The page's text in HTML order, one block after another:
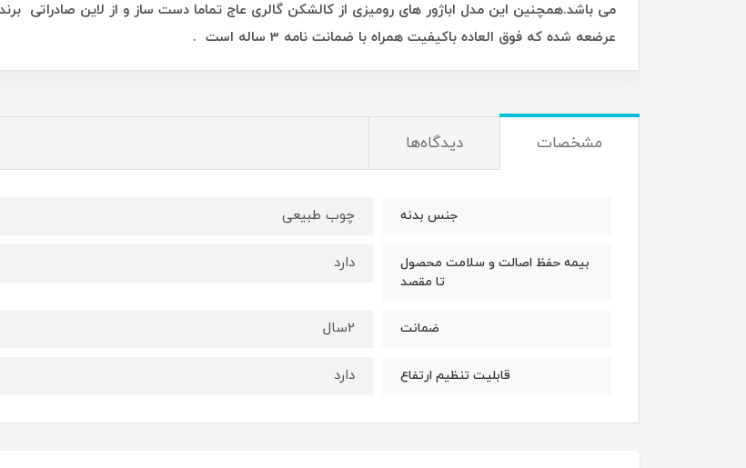
می باشد.همچنین این مدل اباژور های رومیزی از کالشکن گالری عاج تماما دست ساز و از لاین صادراتی
عرضعه شده که فوق العاده باکیفیت همراه با ضمانت نامه 3 ساله است .
مشخصات دیدگاه‌ها
جنس بدنه چوب طبیعی
بیمه حفظ اصالت و سلامت محصول
تا مقصد
دارد
ضمانت 2سال
قابلیت تنظیم ارتفاع دارد